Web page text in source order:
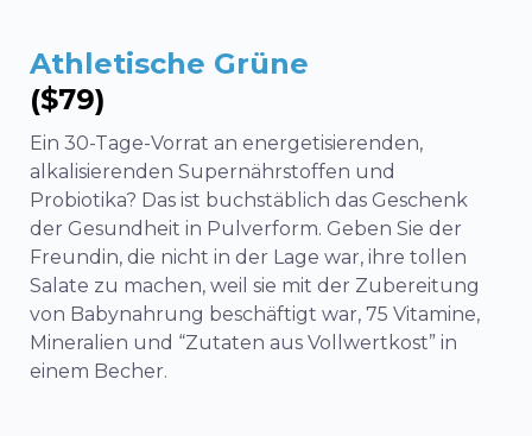
Athletische Grüne
($79)
Ein 30-Tage-Vorrat an energetisierenden,
alkalisierenden Supernährstoffen und
Probiotika? Das ist buchstäblich das Geschenk
der Gesundheit in Pulverform. Geben Sie der
Freundin, die nicht in der Lage war, ihre tollen
Salate zu machen, weil sie mit der Zubereitung
von Babynahrung beschäftigt war, 75 Vitamine,
Mineralien und “Zutaten aus Vollwertkost” in
einem Becher.